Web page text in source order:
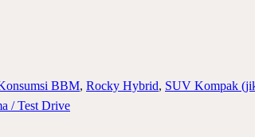
BBM, Rocky Hybrid, SUV Kompak
/ Test Drive